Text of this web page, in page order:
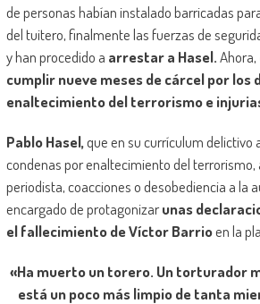
de personas habían instalado barricadas
del tuitero, finalmente las fuerzas de
y han procedido a arrestar a Hasel.Ahora,
cumplir nueve meses de cárcel por los
enaltecimiento del terrorismo e
Pablo Hasel,que en su currículum delictivo
condenas por enaltecimiento del terrorismo,
periodista, coacciones o desobediencia a la
encargado de protagonizarunas
el fallecimiento de Víctor Barrioen la
«Ha muerto un torero. Un torturador
está un poco más limpio de tanta